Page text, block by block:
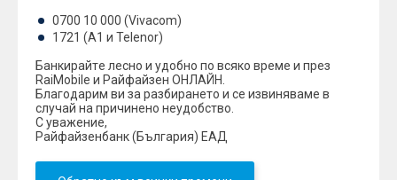
0700 10 000 (Vivacom)
1721 (A1 и Telenor)
Банкирайтe лесно и удобно по всяко време и през
RaiMobile и Райфайзен ОНЛАЙН.
Благодарим ви за разбирането и се извиняваме в
случай на причинено неудобство.
С уважение,
Райфайзенбанк (България) ЕАД